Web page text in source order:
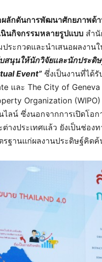
ผลักดันการพัฒนาศักยภาพด้
นินกิจกรรมหลายรูปแบบ สำ
ประกวดและนำเสนอผลงาน
สนุนให้นักวิจัยและนักประดิษ
Event” ซึ่งเป็นงานที่ได้
และ The City of
Organization
ไลน์ ซึ่งนอกจากการเปิดโอ
ต่างประเทศแล้ว ยังเป็นช่อ
รฐานแก่ผลงานประดิษฐ์คิด